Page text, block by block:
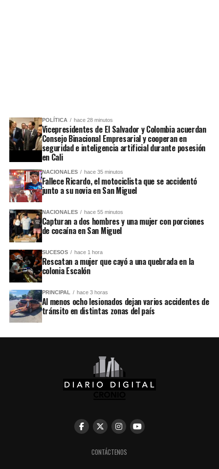
POLÍTICA hace 28 minutos
Vicepresidentes de El Salvador y Colombia acuerdan
Consejo Binacional Empresarial y cooperan en
seguridad e inteligencia artificial durante posesión
en Cali
NACIONALES hace 35 minutos
Fallece Ricardo, el motociclista que se accidentó
junto a su novia en San Miguel
NACIONALES hace 55 minutos
Capturan a dos hombres y una mujer con porciones
de cocaína en San Miguel
SUCESOS hace 1 hora
Rescatan a mujer que cayó a una quebrada en la
colonia Escalón
PRINCIPAL hace 3 horas
Al menos ocho lesionados dejan varios accidentes de
tránsito en distintas zonas del país
CONTÁCTENOS